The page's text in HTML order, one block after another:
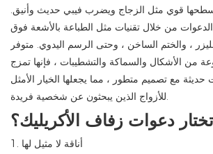
سطحها قوي مثل الزجاج ويضرب فيبي حديث وأنيق.
من خلال تقنيات مثل الطباعة بالأشعة فوق
، والختم الساخن ، وحتى الرسم اليدوي. متوفر
من الأشكال والسماكة والتشطيبات ، فإنها تمزج
مع تصميم متطور ، مما يجعلها الخيار الأمثل
للأزواج الذين يبحثون عن شخصية فريدة.
تختار دعوات زفاف الأكريليك؟
1. أناقة لا مثيل لها